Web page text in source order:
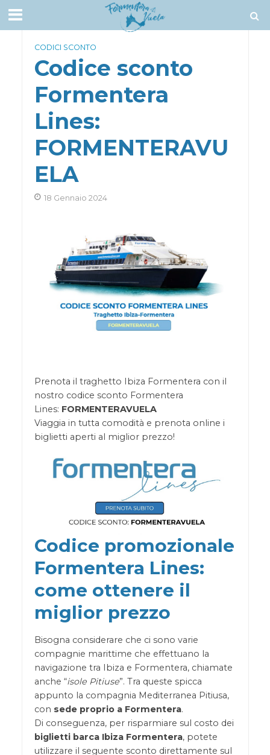
CODICI SCONTO
Codice sconto
Formentera
Lines:
FORMENTERAVU
ELA
18 Gennaio 2024
Prenota il traghetto Ibiza Formentera con il
nostro codice sconto Formentera
Lines: FORMENTERAVUELA
Viaggia in tutta comodità e prenota online i
biglietti aperti al miglior prezzo!
Codice promozionale
Formentera Lines:
come ottenere il
miglior prezzo
Bisogna considerare che ci sono varie
compagnie marittime che effettuano la
navigazione tra Ibiza e Formentera, chiamate
anche “isole Pitiuse”. Tra queste spicca
appunto la compagnia Mediterranea Pitiusa,
con sede proprio a Formentera.
Di conseguenza, per risparmiare sul costo dei
biglietti barca Ibiza Formentera, potete
utilizzare il seguente sconto direttamente sul